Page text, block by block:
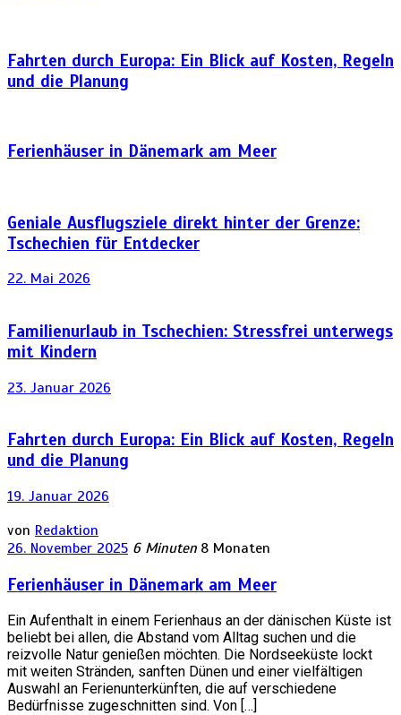
Fahrten durch Europa: Ein Blick auf Kosten, Regeln
und die Planung
Ferienhäuser in Dänemark am Meer
Geniale Ausflugsziele direkt hinter der Grenze:
Tschechien für Entdecker
22. Mai 2026
Familienurlaub in Tschechien: Stressfrei unterwegs
mit Kindern
23. Januar 2026
Fahrten durch Europa: Ein Blick auf Kosten, Regeln
und die Planung
19. Januar 2026
von Redaktion
26. November 2025 6 Minuten 8 Monaten
Ferienhäuser in Dänemark am Meer
Ein Aufenthalt in einem Ferienhaus an der dänischen Küste ist
beliebt bei allen, die Abstand vom Alltag suchen und die
reizvolle Natur genießen möchten. Die Nordseeküste lockt
mit weiten Stränden, sanften Dünen und einer vielfältigen
Auswahl an Ferienunterkünften, die auf verschiedene
Bedürfnisse zugeschnitten sind. Von […]